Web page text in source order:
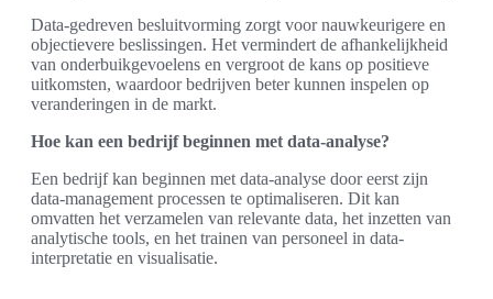
Data-gedreven besluitvorming zorgt voor nauwkeurigere en
objectievere beslissingen. Het vermindert de afhankelijkheid
van onderbuikgevoelens en vergroot de kans op positieve
uitkomsten, waardoor bedrijven beter kunnen inspelen op
veranderingen in de markt.
Hoe kan een bedrijf beginnen met data-analyse?
Een bedrijf kan beginnen met data-analyse door eerst zijn
data-management processen te optimaliseren. Dit kan
omvatten het verzamelen van relevante data, het inzetten van
analytische tools, en het trainen van personeel in data-
interpretatie en visualisatie.